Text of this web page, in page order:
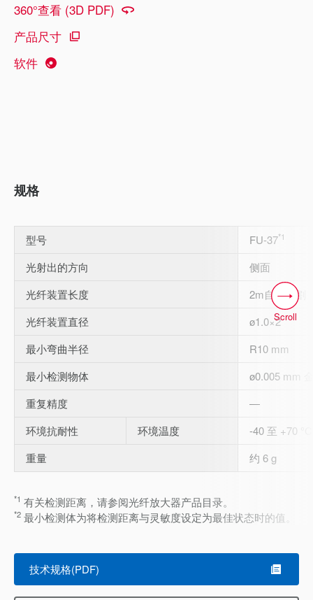
360°查看 (3D PDF)
产品尺寸
软件
规格
型号 FU-37*1
光射出的方向
侧面
光纤装置长度
2m自由切割
光纤装置直径
ø1.0×2
最小弯曲半径
R10 mm
最小检测物体
ø0.005 mm
重复精度
―
环境抗耐性
环境温度
-40 至 +70 °C
重量
约 6 g
*1 有关检测距离，请参阅光纤放大器产品目录。
*2 最小检测体为将检测距离与灵敏度设定为最佳状态时的值。
Scroll
技术规格(PDF)